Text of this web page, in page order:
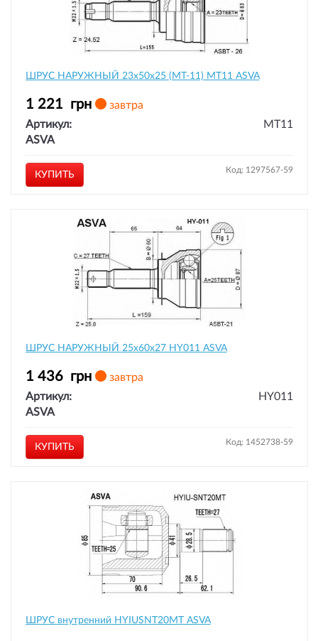
ШРУС НАРУЖНЫЙ 23x50x25 (MT-11) MT11 ASVA
1 221 грн
завтра
Артикул:
MT11
ASVA
КУПИТЬ Код: 1297567-59
ШРУС НАРУЖНЫЙ 25x60x27 HY011 ASVA
1 436 грн
завтра
Артикул:
HY011
ASVA
КУПИТЬ Код: 1452738-59
ШРУС внутренний HYIUSNT20MT ASVA